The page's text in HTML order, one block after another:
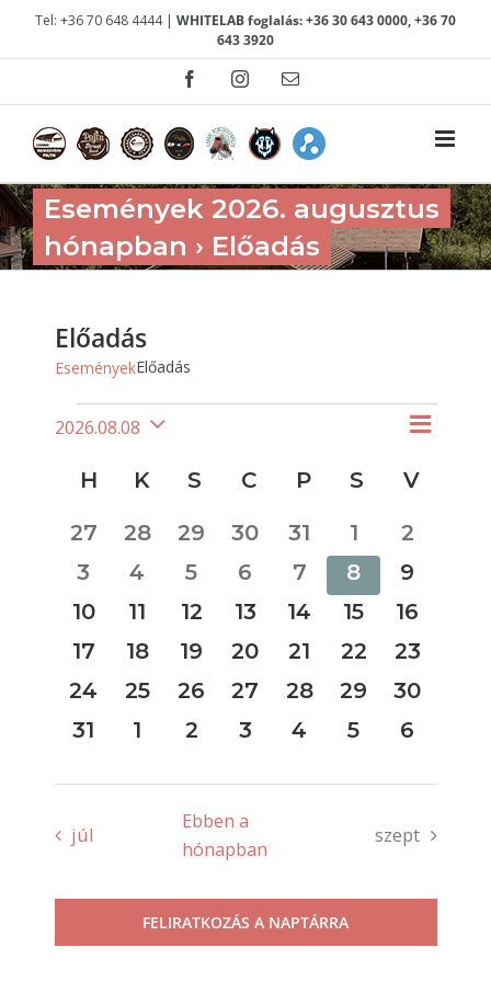
KihagyásTel: +36 70 648 4444 | WHITELAB foglalás: +36 30 643 0000, +36 70
643 3920
FacebookInstagramEmail:
Események 2026. augusztus
hónapban › Előadás
Előadás
EseményekElőadás
Események Hónap
2026.08.08
kiválasztása.
Események
H HÉTFŐ
KKEDD
S SZERDA
C CSÜTÖRTÖK
PPÉNTEK
S SZOMBAT
V
0
események
27
0
események
28
0
események
29
0
események
30
0
események
31
0
események
1
0
2
0
események
3
0
események
4
0
események
5
0
események
6
0
események
7
0
események
8
0
9
0
események
10
0
események
11
0
események
12
0
események
13
0
események
14
0
események
15
0
16
0
események
17
0
események
18
0
események
19
0
események
20
0
események
21
0
események
22
0
23
0
események
24
0
események
25
0
események
26
0
események
27
0
események
28
0
események
29
0
30
0
31
0
1
0
2
0
3
0
4
0
5
0
6
júl
Ebben a
hónapban
szept
FELIRATKOZÁS A NAPTÁRRA